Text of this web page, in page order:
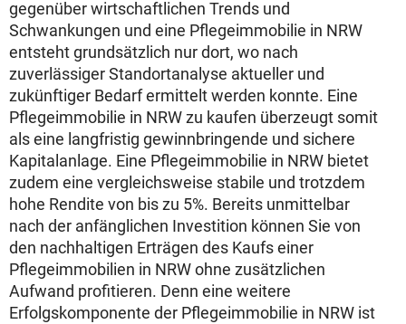
gegenüber wirtschaftlichen Trends und
Schwankungen und eine Pflegeimmobilie in NRW
entsteht grundsätzlich nur dort, wo nach
zuverlässiger Standortanalyse aktueller und
zukünftiger Bedarf ermittelt werden konnte. Eine
Pflegeimmobilie in NRW zu kaufen überzeugt somit
als eine langfristig gewinnbringende und sichere
Kapitalanlage. Eine Pflegeimmobilie in NRW bietet
zudem eine vergleichsweise stabile und trotzdem
hohe Rendite von bis zu 5%. Bereits unmittelbar
nach der anfänglichen Investition können Sie von
den nachhaltigen Erträgen des Kaufs einer
Pflegeimmobilien in NRW ohne zusätzlichen
Aufwand profitieren. Denn eine weitere
Erfolgskomponente der Pflegeimmobilie in NRW ist